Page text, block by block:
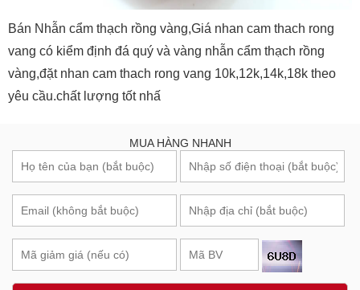
Bán Nhẫn cẩm thạch rồng vàng,Giá nhan cam thach rong
vang có kiểm định đá quý và vàng nhẫn cẩm thạch rồng
vàng,đặt nhan cam thach rong vang 10k,12k,14k,18k theo
yêu cầu.chất lượng tốt nhấ
MUA HÀNG NHANH